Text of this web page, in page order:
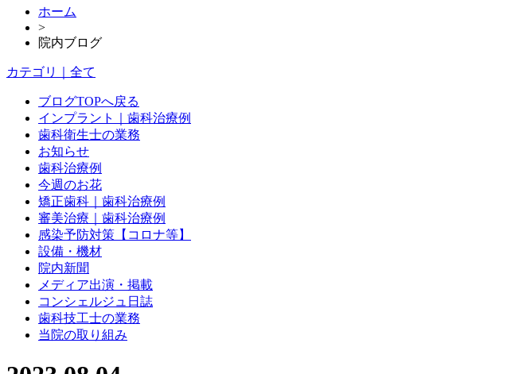
ホーム
>
院内ブログ
カテゴリ｜全て
ブログTOPへ戻る
インプラント｜歯科治療例
歯科衛生士の業務
お知らせ
歯科治療例
今週のお花
矯正歯科｜歯科治療例
審美治療｜歯科治療例
感染予防対策【コロナ等】
設備・機材
院内新聞
メディア出演・掲載
コンシェルジュ日誌
歯科技工士の業務
当院の取り組み